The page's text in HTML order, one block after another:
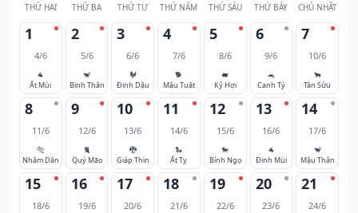
THỨ HAI THỨ BA THỨ TƯ THỨ NĂM THỨ SÁU THỨ BẢY CHỦ NHẬT
1
4/6
🐐
Ất Mùi
2
5/6
🐒
Bính Thân
3
6/6
🐓
Đinh Dậu
4
7/6
🐕
Mậu Tuất
5
8/6
🐖
Kỷ Hợi
6
9/6
🐀
Canh Tý
7
10/6
🐂
Tân Sửu
8
11/6
🐅
Nhâm Dần
9
12/6
🐈
Quý Mão
10
13/6
🐉
Giáp Thìn
11
14/6
🐍
Ất Tỵ
12
15/6
🐎
Bính Ngọ
13
16/6
🐐
Đinh Mùi
14
17/6
🐒
Mậu Thân
15
18/6
16
19/6
17
20/6
18
21/6
19
22/6
20
23/6
21
24/6